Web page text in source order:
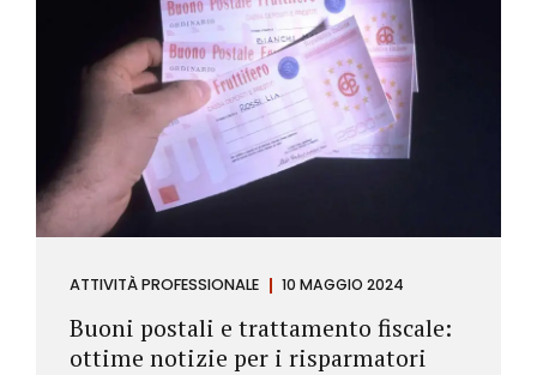
ATTIVITÀ PROFESSIONALE 10 MAGGIO 2024
Buoni postali e trattamento fiscale:
ottime notizie per i risparmatori